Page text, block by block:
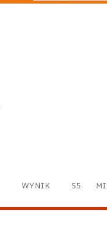
WYNIK S5